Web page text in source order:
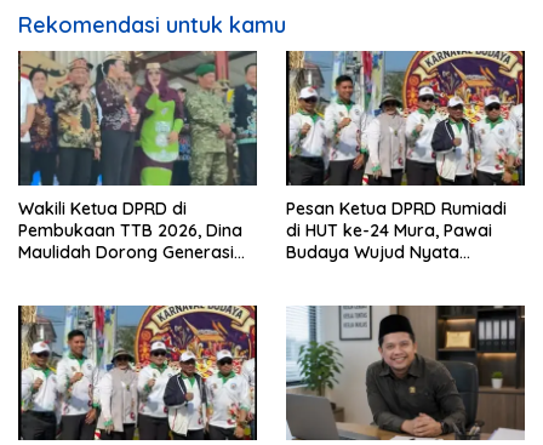
Rekomendasi untuk kamu
Wakili Ketua DPRD di
Pembukaan TTB 2026, Dina
Maulidah Dorong Generasi
Pesan Ketua DPRD Rumiadi
di HUT ke-24 Mura, Pawai
Budaya Wujud Nyata